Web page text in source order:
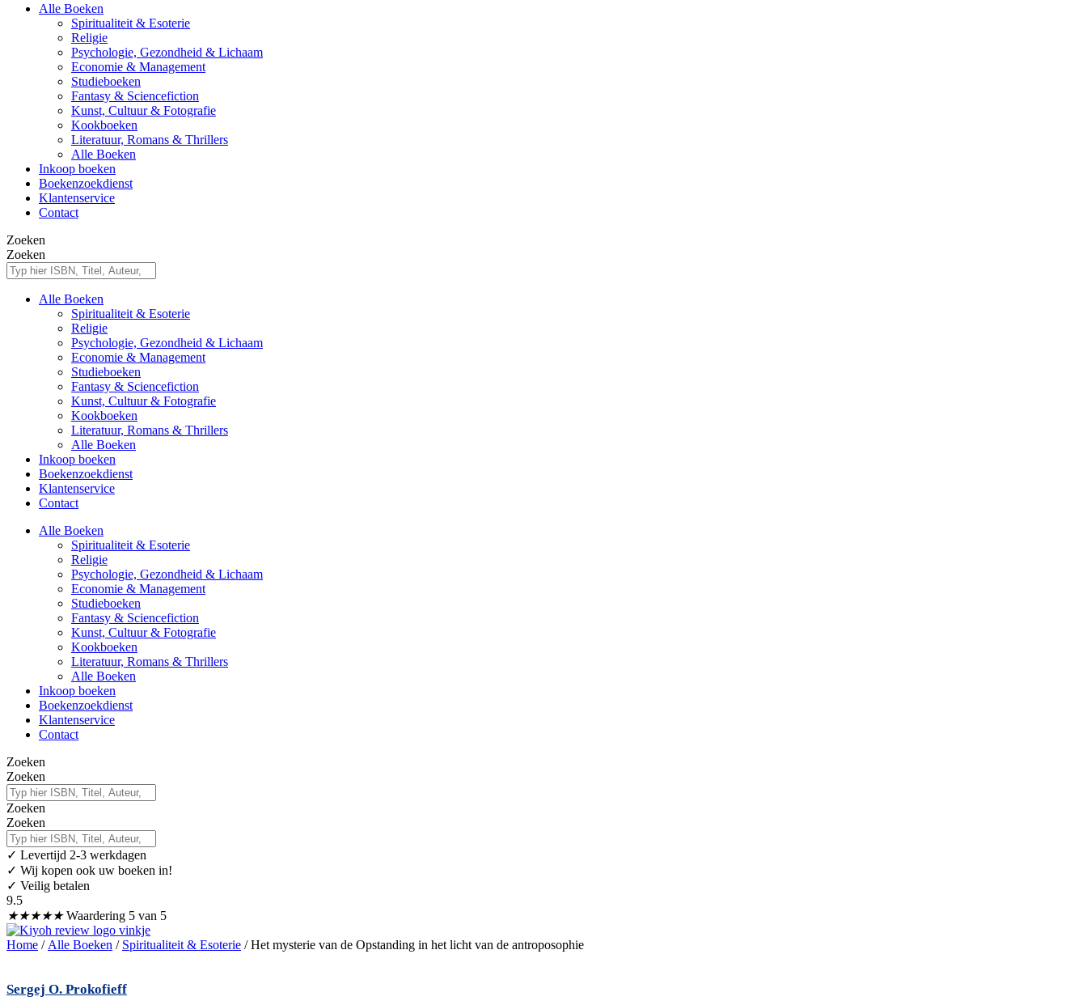
Alle Boeken
Spiritualiteit & Esoterie
Religie
Psychologie, Gezondheid & Lichaam
Economie & Management
Studieboeken
Fantasy & Sciencefiction
Kunst, Cultuur & Fotografie
Kookboeken
Literatuur, Romans & Thrillers
Alle Boeken
Inkoop boeken
Boekenzoekdienst
Klantenservice
Contact
Zoeken
Zoeken
Alle Boeken
Spiritualiteit & Esoterie
Religie
Psychologie, Gezondheid & Lichaam
Economie & Management
Studieboeken
Fantasy & Sciencefiction
Kunst, Cultuur & Fotografie
Kookboeken
Literatuur, Romans & Thrillers
Alle Boeken
Inkoop boeken
Boekenzoekdienst
Klantenservice
Contact
Alle Boeken
Spiritualiteit & Esoterie
Religie
Psychologie, Gezondheid & Lichaam
Economie & Management
Studieboeken
Fantasy & Sciencefiction
Kunst, Cultuur & Fotografie
Kookboeken
Literatuur, Romans & Thrillers
Alle Boeken
Inkoop boeken
Boekenzoekdienst
Klantenservice
Contact
Zoeken
Zoeken
Zoeken
Zoeken
✓ Levertijd 2-3 werkdagen
✓ Wij kopen ook uw boeken in!
✓ Veilig betalen
9.5
★★★★★ Waardering 5 van 5
Home / Alle Boeken / Spiritualiteit & Esoterie / Het mysterie van de Opstanding in het licht van de antroposophie
Sergej O. Prokofieff